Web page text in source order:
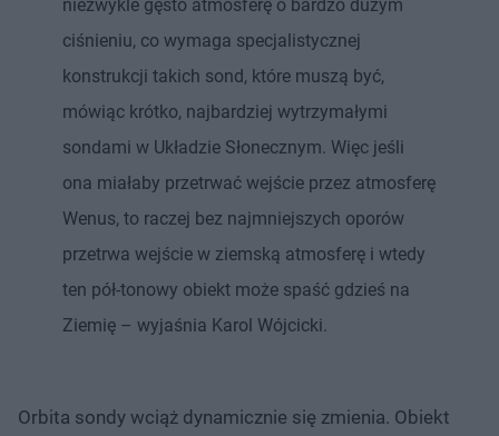
niezwykle gęsto atmosferę o bardzo dużym
ciśnieniu, co wymaga specjalistycznej
konstrukcji takich sond, które muszą być,
mówiąc krótko, najbardziej wytrzymałymi
sondami w Układzie Słonecznym. Więc jeśli
ona miałaby przetrwać wejście przez atmosferę
Wenus, to raczej bez najmniejszych oporów
przetrwa wejście w ziemską atmosferę i wtedy
ten pół-tonowy obiekt może spaść gdzieś na
Ziemię – wyjaśnia Karol Wójcicki.
Orbita sondy wciąż dynamicznie się zmienia. Obiekt